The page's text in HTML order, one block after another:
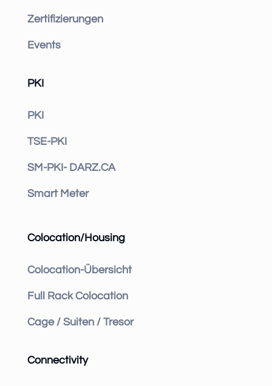
Zertifizierungen
Events
PKI
PKI
TSE-PKI
SM-PKI- DARZ.CA
Smart Meter
Colocation/Housing
Colocation-Übersicht
Full Rack Colocation
Cage / Suiten / Tresor
Connectivity